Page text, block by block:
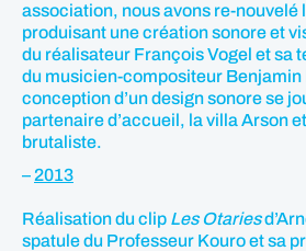
association, nous avons re-nouvelé
produisant une création sonore et
du réalisateur François Vogel et sa
du musicien-compositeur Benjamin
conception d’un design sonore se
partenaire d’accueil, la villa Arson
brutaliste.
– 2013
Réalisation du clip Les Otaries
spatule du Professeur Kouro et sa